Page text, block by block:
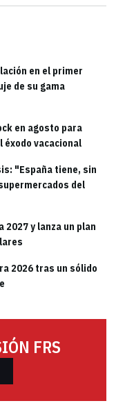
en el primer
de su gama
en agosto para
éxodo vacacional
"España tiene, sin
del
y lanza un plan
2026 tras un sólido
FRS